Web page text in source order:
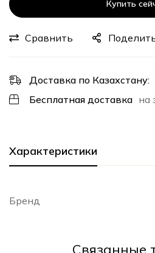
Купить
Сравнить
Доставка по Казахстану:
Бесплатная доставка на
Характеристики
Бренд
Cвязанные